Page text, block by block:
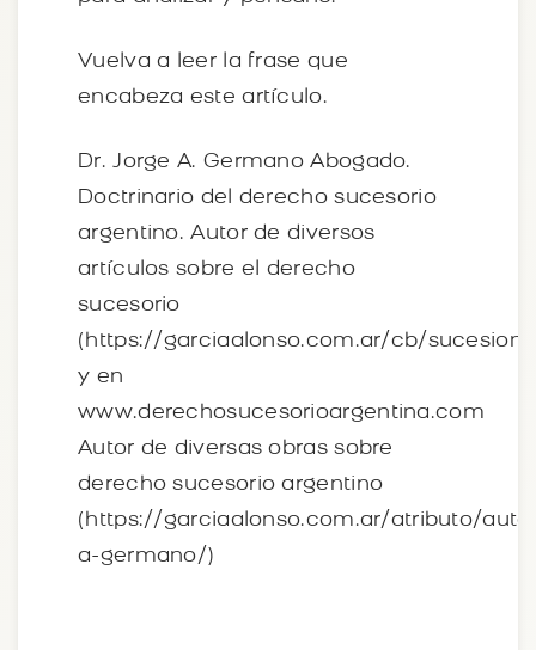
Vuelva a leer la frase que
encabeza este artículo.
Dr. Jorge A. Germano Abogado.
Doctrinario del derecho sucesorio
argentino. Autor de diversos
artículos sobre el derecho
sucesorio
(https://garciaalonso.com.ar/cb/
y en
www.derechosucesorioargentina.com
Autor de diversas obras sobre
derecho sucesorio argentino
(https://garciaalonso.com.ar/atributo/
a-germano/)